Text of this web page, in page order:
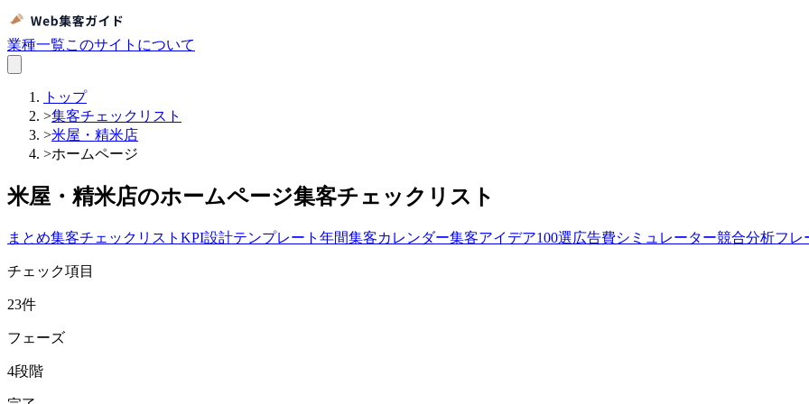
業種一覧このサイトについて
トップ
>集客チェックリスト
>米屋・精米店
>ホームページ
米屋・精米店のホームページ集客チェックリスト
まとめ集客チェックリスト KPI設計テンプレート 年間集客カレンダー集客アイデア100選広告費シミュレーター競合分析フレ
チェック項目
23件
フェーズ
4段階